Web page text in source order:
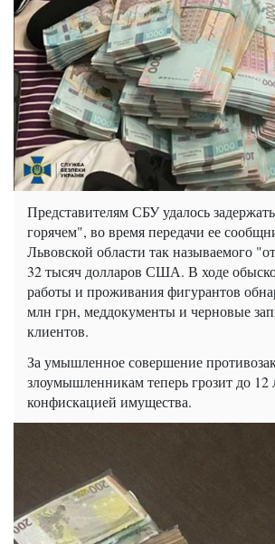
Представителям СБУ удалось
горячем", во время передачи ее
Львовской области так называемого
32 тысяч долларов США. В ходе
работы и проживания фигурантов
млн грн, меддокументы и черновые
клиентов.
За умышленное совершение
злоумышленникам теперь грозит до
конфискацией имущества.